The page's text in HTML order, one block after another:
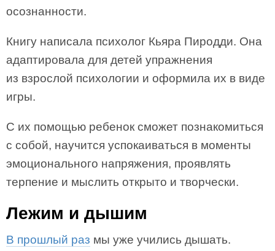
осознанности.
Книгу написала психолог Кьяра Пиродди. Она
адаптировала для детей упражнения
из взрослой психологии и оформила их в виде
игры.
С их помощью ребенок сможет познакомиться
с собой, научится успокаиваться в моменты
эмоционального напряжения, проявлять
терпение и мыслить открыто и творчески.
Лежим и дышим
В прошлый раз мы уже учились дышать.